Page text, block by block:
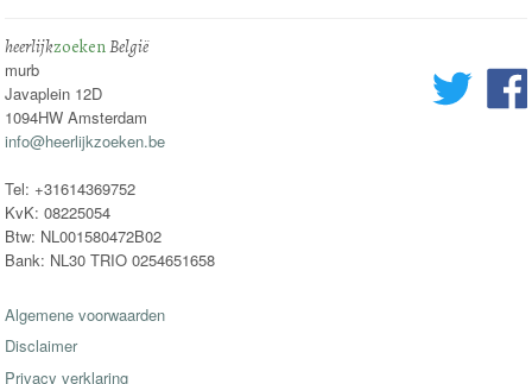
heerlijkzoekenBelgië
murb
Javaplein 12D
1094HW Amsterdam
info@heerlijkzoeken.be
Tel: +31614369752
KvK: 08225054
Btw: NL001580472B02
Bank: NL30 TRIO 0254651658
Algemene voorwaarden
Disclaimer
Privacy verklaring